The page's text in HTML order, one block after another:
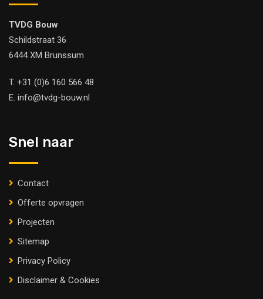
TVDG Bouw
Schildstraat 36
6444 XM Brunssum
T. +31 (0)6 160 566 48
E. info@tvdg-bouw.nl
Snel naar
Contact
Offerte opvragen
Projecten
Sitemap
Privacy Policy
Disclaimer & Cookies